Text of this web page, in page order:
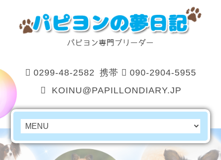
パピヨン専門ブリーダー
0299-48-2582 携帯
090-2904-5955
KOINU@PAPILLONDIARY.JP